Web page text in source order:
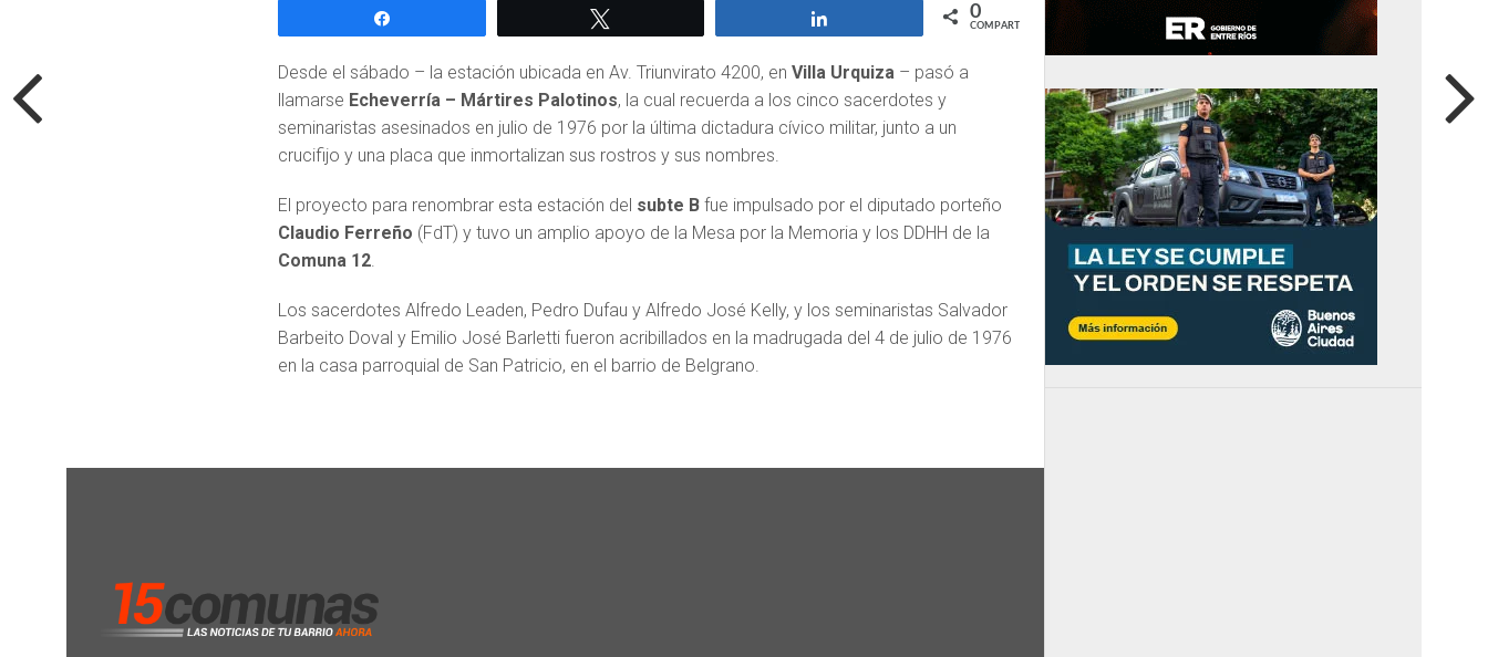
0
COMPARTIR
Desde el sábado – la estación ubicada en Av. Triunvirato 4200, en Villa Urquiza – pasó a
llamarse Echeverría – Mártires Palotinos, la cual recuerda a los cinco sacerdotes y
seminaristas asesinados en julio de 1976 por la última dictadura cívico militar, junto a un
crucifijo y una placa que inmortalizan sus rostros y sus nombres.
El proyecto para renombrar esta estación del subte Bfue impulsado por el diputado porteño
Claudio Ferreño (FdT) y tuvo un amplio apoyo de la Mesa por la Memoria y los DDHH de la
Comuna 12.
Los sacerdotes Alfredo Leaden, Pedro Dufau y Alfredo José Kelly, y los seminaristas Salvador
Barbeito Doval y Emilio José Barletti fueron acribillados en la madrugada del 4 de julio de 1976
en la casa parroquial de San Patricio, en el barrio de Belgrano.